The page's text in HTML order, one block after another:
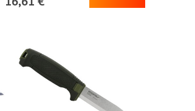
uhlíkovej ocele dobre drží ostrie a ľahko sa